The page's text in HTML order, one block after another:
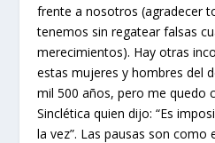
frente a nosotros (agradecer
tenemos sin regatear falsas
merecimientos). Hay otras
estas mujeres y hombres del
mil 500 años, pero me quedo
Sinclética quien dijo: “Es
la vez”. Las pausas son como